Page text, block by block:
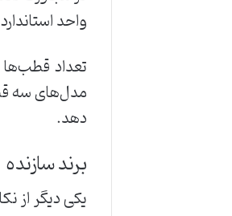
واحد
مدل‌های سه
دهد.
برند سازنده
یکی دیگر از